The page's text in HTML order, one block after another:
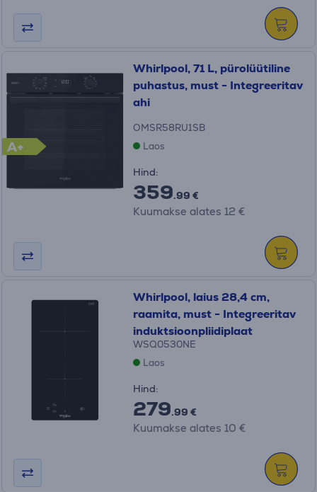
A+
Whirlpool, 71 L, pürolüütiline
puhastus, must - Integreeritav
ahi
OMSR58RU1SB
Laos
Hind:
359.99 €
Kuumakse alates 12 €
Whirlpool, laius 28,4 cm,
raamita, must - Integreeritav
induktsioonpliidiplaat
WSQ0530NE
Laos
Hind:
279.99 €
Kuumakse alates 10 €